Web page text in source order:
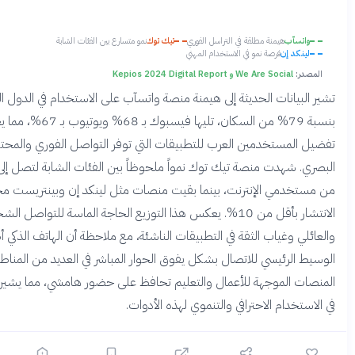
هيمنة مطلقة في التراسل الفوري تيك توك نمو متسارع بين الفئات الشابة
فرصة نمو في الاستخدام المهني
We Are Social و Kepios 2024 Digital Report
الحديثة إلى هيمنة منصة واتسآب على الاستخدام في الدول العربية
بنسبة 79% من السكان، تليها فيسبوك بـ 68% ويوتيوب بـ 67%، مما يعكس
العرب للتطبيقات التي توفر التواصل الفوري والمحتوى
البصري. شهدت منصة تيك توك نمواً ملحوظاً بين الفئات الشابة لتصل إلى 30%
الإنترنت، بينما بقيت منصات مثل لينكد إن وبينتريست محدودة
الانتشار بأقل من 10%. يعكس هذا التوزيع الحاجة الماسة للتواصل الشخصي
الثقة في التطبيقات الناشئة، مع ملاحظة أن الهاتف الذكي أصبح
للاتصال بشكل يفوق الحوار المباشر في العديد من المناطق.
للأعمال والتعليم تحافظ على حضور هامشي، مما يشير إلى فجوة
الاحترافي والتنموي لهذه الأدوات.